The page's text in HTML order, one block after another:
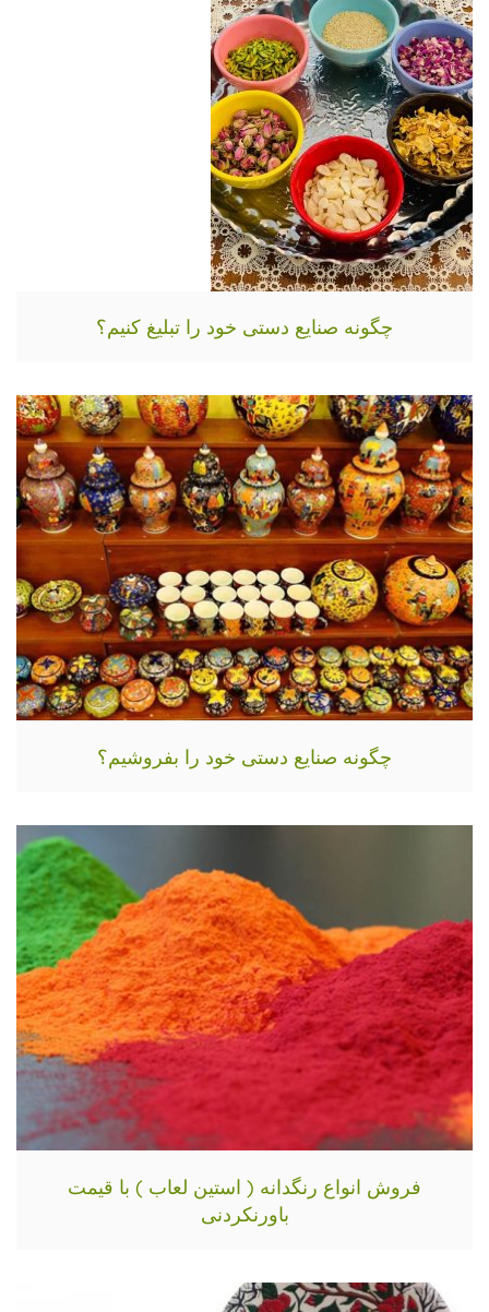
چگونه صنایع دستی خود را تبلیغ کنیم؟
چگونه صنایع دستی خود را بفروشیم؟
فروش انواع رنگدانه ( استین لعاب ) با قیمت
باورنکردنی